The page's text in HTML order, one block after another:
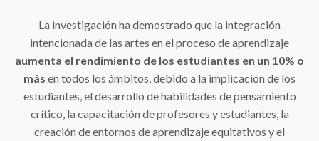
La investigación ha demostrado que la integración
intencionada de las artes en el proceso de aprendizaje
aumenta el rendimiento de los estudiantes en un 10% o
más en todos los ámbitos, debido a la implicación de los
estudiantes, el desarrollo de habilidades de pensamiento
crítico, la capacitación de profesores y estudiantes, la
creación de entornos de aprendizaje equitativos y el